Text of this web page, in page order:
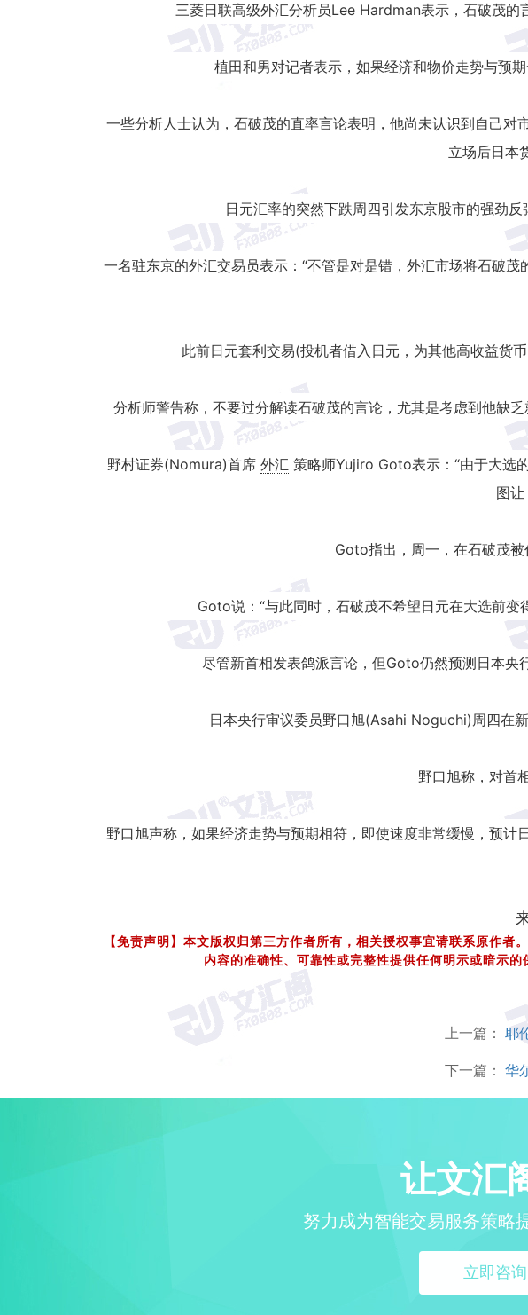
三菱日联高级外汇分析员Lee Hardman表示，石破茂的
植田和男对记者表示，如果经济和物价走势与预
一些分析人士认为，石破茂的直率言论表明，他尚未认识到自己
立场后日本
日元汇率的突然下跌周四引发东京股市的强劲
一名驻东京的外汇交易员表示：“不管是对是错，外汇市场将石破
此前日元套利交易(投机者借入日元，为其他高收益货
分析师警告称，不要过分解读石破茂的言论，尤其是考虑到他缺
野村证券(Nomura)首席 外汇 策略师Yujiro Goto表示：“由于大选
图让
Goto指出，周一，在石破茂被
Goto说：“与此同时，石破茂不希望日元在大选前
尽管新首相发表鸽派言论，但Goto仍然预测日本央
日本央行审议委员野口旭(Asahi Noguchi)周四在
野口旭称，对首
野口旭声称，如果经济走势与预期相符，即使速度非常缓慢，预
【免责声明】本文版权归第三方作者所有，相关授权事宜请联系原作者。
内容的准确性、可靠性或完整性提供任何明示或暗示
上一篇： 耶
下一篇： 华
让文汇
努力成为智能交易服务策略
立即咨